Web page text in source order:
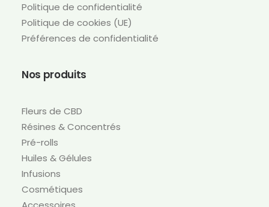
Politique de confidentialité
Politique de cookies (UE)
Préférences de confidentialité
Nos produits
Fleurs de CBD
Résines & Concentrés
Pré-rolls
Huiles & Gélules
Infusions
Cosmétiques